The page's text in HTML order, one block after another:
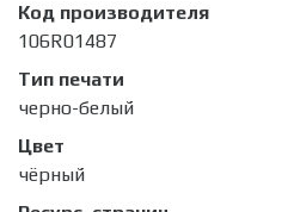
Код производителя
106R01487
Тип печати
черно-белый
Цвет
чёрный